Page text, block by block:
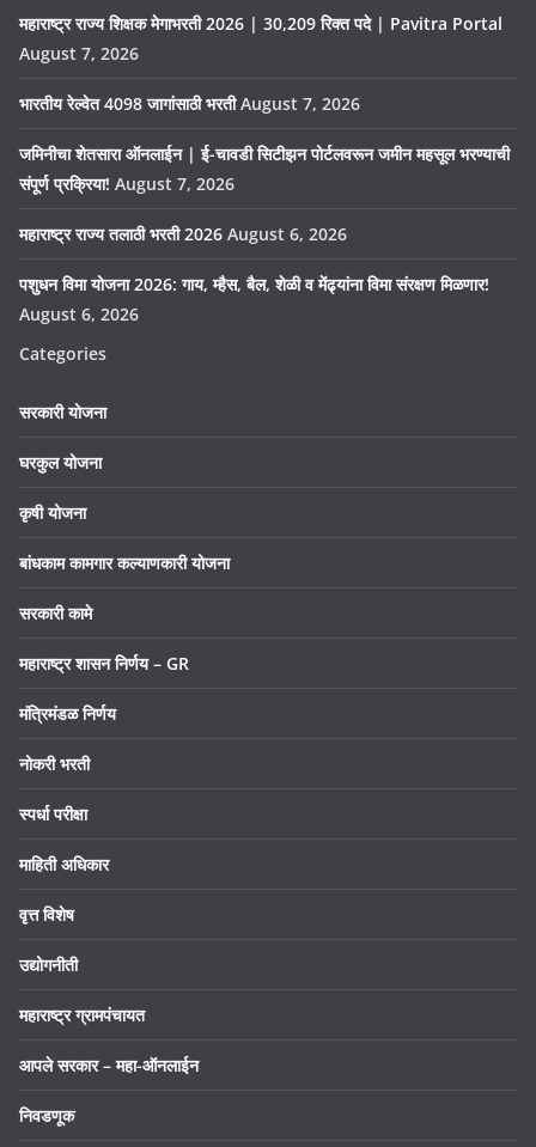
महाराष्ट्र राज्य शिक्षक मेगाभरती 2026 | 30,209 रिक्त पदे | Pavitra Portal
August 7, 2026
भारतीय रेल्वेत 4098 जागांसाठी भरती August 7, 2026
जमिनीचा शेतसारा ऑनलाईन | ई-चावडी सिटीझन पोर्टलवरून जमीन महसूल भरण्याची
संपूर्ण प्रक्रिया! August 7, 2026
महाराष्ट्र राज्य तलाठी भरती 2026 August 6, 2026
पशुधन विमा योजना 2026: गाय, म्हैस, बैल, शेळी व मेंढ्यांना विमा संरक्षण मिळणार!
August 6, 2026
Categories
सरकारी योजना
घरकुल योजना
कृषी योजना
बांधकाम कामगार कल्याणकारी योजना
सरकारी कामे
महाराष्ट्र शासन निर्णय – GR
मंत्रिमंडळ निर्णय
नोकरी भरती
स्पर्धा परीक्षा
माहिती अधिकार
वृत्त विशेष
उद्योगनीती
महाराष्ट्र ग्रामपंचायत
आपले सरकार – महा-ऑनलाईन
निवडणूक